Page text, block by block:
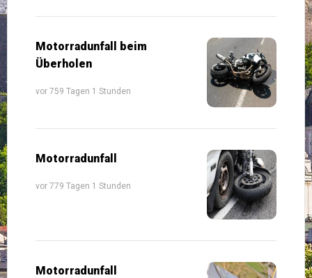
Motorradunfall beim
Überholen
vor 759 Tagen 1 Stunden
Motorradunfall
vor 779 Tagen 1 Stunden
Motorradunfall